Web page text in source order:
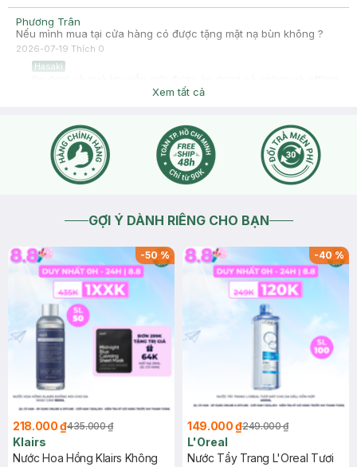
Phương Trân
Nếu mình mua tại cửa hàng có được tặng mặt nạ bùn không ?
2026-07-19 Thích 0
Hasaki
ạ, tuy nhiên do số lượng quà tặng có hạn và tùy vào lượng
2026-07-19Thích
Xem tất cả
GỢI Ý DÀNH RIÊNG CHO BẠN
-50%
218.000 ₫435.000 ₫
Klairs
Nước Hoa Hồng Klairs Không
-40%
149.000 ₫249.000 ₫
L'Oreal
Nước Tẩy Trang L'Oreal Tươi